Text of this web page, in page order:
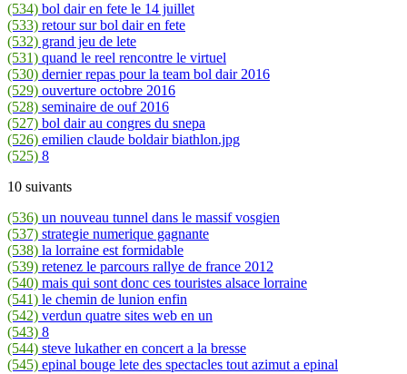
(534) bol dair en fete le 14 juillet
(533) retour sur bol dair en fete
(532) grand jeu de lete
(531) quand le reel rencontre le virtuel
(530) dernier repas pour la team bol dair 2016
(529) ouverture octobre 2016
(528) seminaire de ouf 2016
(527) bol dair au congres du snepa
(526) emilien claude boldair biathlon.jpg
(525) 8
10 suivants
(536) un nouveau tunnel dans le massif vosgien
(537) strategie numerique gagnante
(538) la lorraine est formidable
(539) retenez le parcours rallye de france 2012
(540) mais qui sont donc ces touristes alsace lorraine
(541) le chemin de lunion enfin
(542) verdun quatre sites web en un
(543) 8
(544) steve lukather en concert a la bresse
(545) epinal bouge lete des spectacles tout azimut a epinal